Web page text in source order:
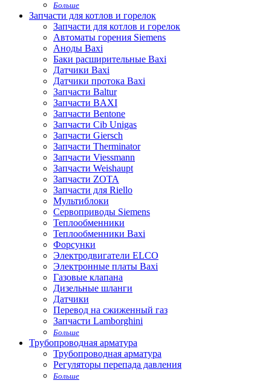
Больше
Запчасти для котлов и горелок
Запчасти для котлов и горелок
Автоматы горения Siemens
Аноды Baxi
Баки расширительные Baxi
Датчики Baxi
Датчики протока Baxi
Запчасти Baltur
Запчасти BAXI
Запчасти Bentone
Запчасти Cib Unigas
Запчасти Giersch
Запчасти Therminator
Запчасти Viessmann
Запчасти Weishaupt
Запчасти ZOTA
Запчасти для Riello
Мультиблоки
Сервоприводы Siemens
Теплообменники
Теплообменники Baxi
Форсунки
Электродвигатели ELCO
Электронные платы Baxi
Газовые клапана
Дизельные шланги
Датчики
Перевод на сжиженный газ
Запчасти Lamborghini
Больше
Трубопроводная арматура
Трубопроводная арматура
Регуляторы перепада давления
Больше